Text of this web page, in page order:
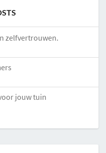
zelfvertrouwen.
jouw tuin